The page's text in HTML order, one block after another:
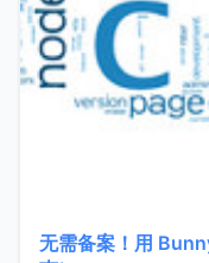
无需备案！用